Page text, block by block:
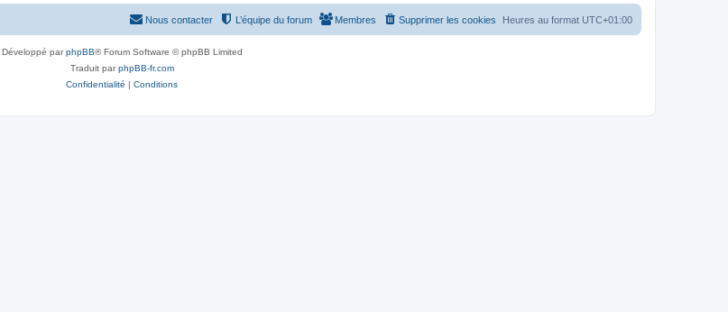
Heures au format UTC+01:00
Supprimer les cookies
Membres
L’équipe du forum
Nous contacter
Développé parphpBB® Forum Software © phpBB Limited
Traduit parphpBB-fr.com
Confidentialité | Conditions